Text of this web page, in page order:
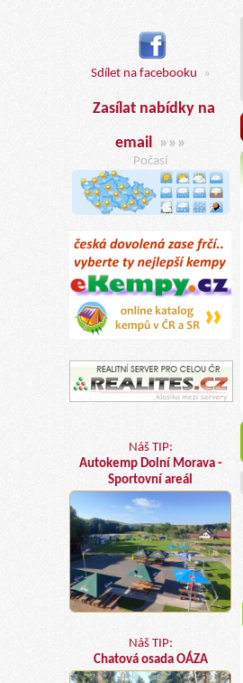
Sdílet na facebooku »
Zasílat nabídky na
email »»»
Počasí
Náš TIP:
Autokemp Dolní Morava -
Sportovní areál
Náš TIP:
Chatová osada OÁZA